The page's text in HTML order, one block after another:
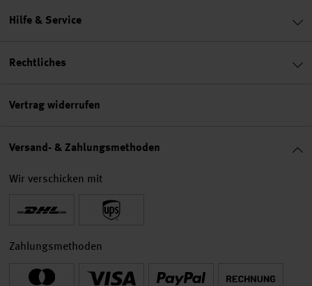
Hilfe & Service
Rechtliches
Vertrag widerrufen
Versand- & Zahlungsmethoden
Wir verschicken mit
Zahlungsmethoden